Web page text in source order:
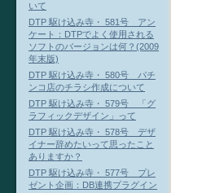
いて
DTP 駆け込み寺・ 581号 アン
ケート：DTPでよく使用される
ソフトのバージョンは何？(2009
年末版)
DTP 駆け込み寺・ 580号 パチ
ンコ店のチラシ作成について
DTP 駆け込み寺・ 579号 「グ
ラフィックデザイン」って
DTP 駆け込み寺・ 578号 デザ
イナー辞めたいって思ったこと
ありますか？
DTP 駆け込み寺・ 577号 プレ
ゼント企画：DB連携プラグイン